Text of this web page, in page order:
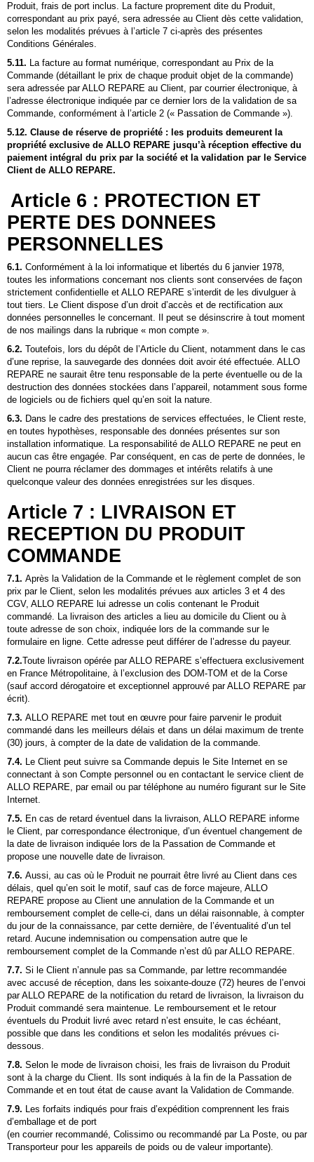
Produit, frais de port inclus. La facture proprement dite du Produit,
correspondant au prix payé, sera adressée au Client dès cette validation,
selon les modalités prévues à l’article 7 ci-après des présentes
Conditions Générales.
5.11. La facture au format numérique, correspondant au Prix de la
Commande (détaillant le prix de chaque produit objet de la commande)
sera adressée parALLO REPARE au Client, par courrier électronique, à
l’adresse électronique indiquée par ce dernier lors de la validation de sa
Commande, conformément à l’article 2 (« Passation de Commande »).
5.12. Clause de réserve de propriété : les produits demeurent la
propriété exclusive de ALLO REPARE jusqu’à réception effective du
paiement intégral du prix par la société et la validation par le Service
Client de ALLO REPARE.
Article 6 : PROTECTION ET
PERTE DES DONNEES
PERSONNELLES
6.1. Conformément à la loi informatique et libertés du 6 janvier 1978,
toutes les informations concernant nos clients sont conservées de façon
strictement confidentielle et ALLO REPARE s’interdit de les divulguer à
tout tiers. Le Client dispose d’un droit d’accès et de rectification aux
données personnelles le concernant. Il peut se désinscrire à tout moment
de nos mailings dans la rubrique « mon compte ».
6.2. Toutefois, lors du dépôt de l’Article du Client, notamment dans le cas
d’une reprise, la sauvegarde des données doit avoir été effectuée. ALLO
REPARE ne saurait être tenu responsable de la perte éventuelle ou de la
destruction des données stockées dans l’appareil, notamment sous forme
de logiciels ou de fichiers quel qu’en soit la nature.
6.3. Dans le cadre des prestations de services effectuées, le Client reste,
en toutes hypothèses, responsable des données présentes sur son
installation informatique. La responsabilité de ALLO REPARE ne peut en
aucun cas être engagée. Par conséquent, en cas de perte de données, le
Client ne pourra réclamer des dommages et intérêts relatifs à une
quelconque valeur des données enregistrées sur les disques.
Article 7 : LIVRAISON ET
RECEPTION DU PRODUIT
COMMANDE
7.1. Après la Validation de la Commande et le règlement complet de son
prix par le Client, selon les modalités prévues aux articles 3 et 4 des
CGV, ALLO REPARE lui adresse un colis contenant le Produit
commandé. La livraison des articles a lieu au domicile du Client ou à
toute adresse de son choix, indiquée lors de la commande sur le
formulaire en ligne. Cette adresse peut différer de l’adresse du payeur.
7.2.Toute livraison opérée parALLO REPARE s’effectuera exclusivement
en France Métropolitaine, à l’exclusion des DOM-TOM et de la Corse
(sauf accord dérogatoire et exceptionnel approuvé parALLO REPARE par
écrit).
7.3. ALLO REPARE met tout en œuvre pour faire parvenir le produit
commandé dans les meilleurs délais et dans un délai maximum de trente
(30) jours, à compter de la date de validation de la commande.
7.4. Le Client peut suivre sa Commande depuis le Site Internet en se
connectant à son Compte personnel ou en contactant le service client de
ALLO REPARE, par email ou par téléphone au numéro figurant sur le Site
Internet.
7.5. En cas de retard éventuel dans la livraison, ALLO REPARE informe
le Client, par correspondance électronique, d’un éventuel changement de
la date de livraison indiquée lors de la Passation de Commande et
propose une nouvelle date de livraison.
7.6. Aussi, au cas où le Produit ne pourrait être livré au Client dans ces
délais, quel qu’en soit le motif, sauf cas de force majeure, ALLO
REPARE propose au Client une annulation de la Commande et un
remboursement complet de celle-ci, dans un délai raisonnable, à compter
du jour de la connaissance, par cette dernière, de l’éventualité d’un tel
retard. Aucune indemnisation ou compensation autre que le
remboursement complet de la Commande n’est dû parALLO REPARE.
7.7. Si le Client n’annule pas sa Commande, par lettre recommandée
avec accusé de réception, dans les soixante-douze (72) heures de l’envoi
parALLO REPARE de la notification du retard de livraison, la livraison du
Produit commandé sera maintenue. Le remboursement et le retour
éventuels du Produit livré avec retard n’est ensuite, le cas échéant,
possible que dans les conditions et selon les modalités prévues ci-
dessous.
7.8. Selon le mode de livraison choisi, les frais de livraison du Produit
sont à la charge du Client. Ils sont indiqués à la fin de la Passation de
Commande et en tout état de cause avant la Validation de Commande.
7.9. Les forfaits indiqués pour frais d’expédition comprennent les frais
d’emballage et de port
(en courrier recommandé, Colissimo ou recommandé par La Poste, ou par
Transporteur pour les appareils de poids ou de valeur importante).